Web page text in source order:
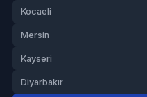
Kocaeli
Mersin
Kayseri
Diyarbakır